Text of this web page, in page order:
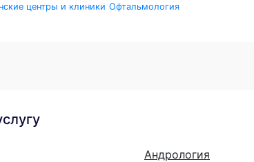
центры и клиники Офтальмология
Андрология